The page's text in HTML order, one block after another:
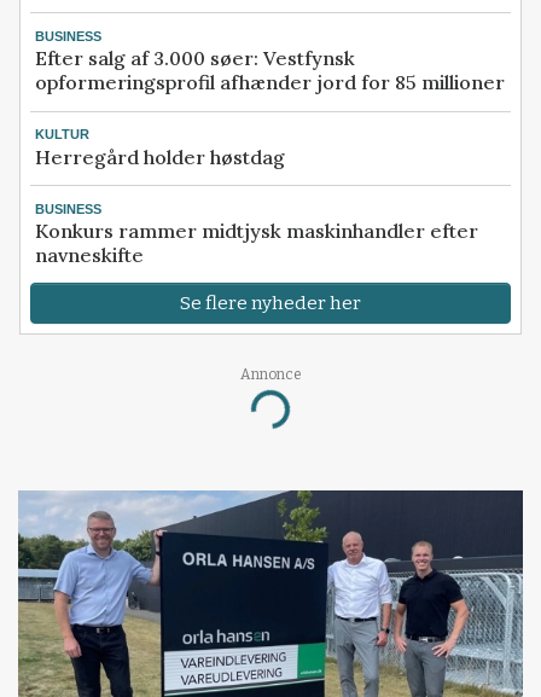
BUSINESS
Efter salg af 3.000 søer: Vestfynsk
opformeringsprofil afhænder jord for 85 millioner
KULTUR
Herregård holder høstdag
BUSINESS
Konkurs rammer midtjysk maskinhandler efter
navneskifte
Se flere nyheder her
Annonce
Loading...